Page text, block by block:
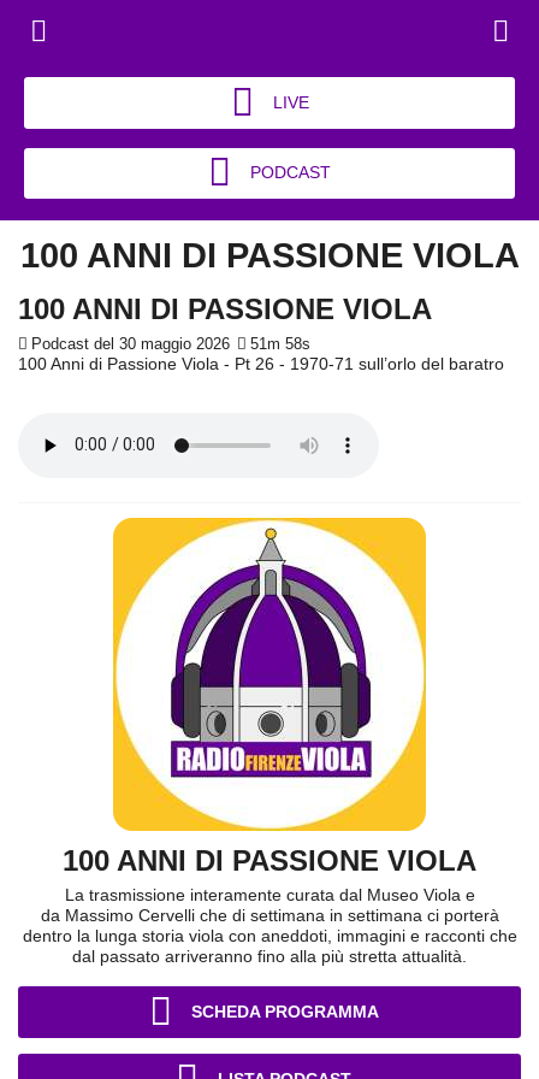
LIVE
PODCAST
100 ANNI DI PASSIONE VIOLA
100 ANNI DI PASSIONE VIOLA
Podcast del 30 maggio 2026 51m 58s
100 Anni di Passione Viola - Pt 26 - 1970-71 sull’orlo del baratro
100 ANNI DI PASSIONE VIOLA
La trasmissione interamente curata dal Museo Viola e
da Massimo Cervelli che di settimana in settimana ci porterà
dentro la lunga storia viola con aneddoti, immagini e racconti che
dal passato arriveranno fino alla più stretta attualità.
SCHEDA PROGRAMMA